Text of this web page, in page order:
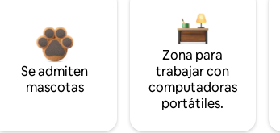
Se admiten
mascotas
Zona para
trabajar con
computadoras
portátiles.